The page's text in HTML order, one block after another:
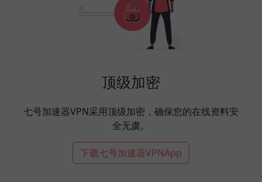
顶级加密
七号加速器VPN采用顶级加密，确保您的在线资料安
全无虞。
下载七号加速器VPNApp